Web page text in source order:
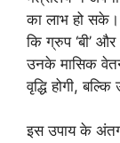
का लाभ हो
कि ग्रुप ‘बी’ और
उनके मासिक
वृद्धि होगी,
इस उपाय के